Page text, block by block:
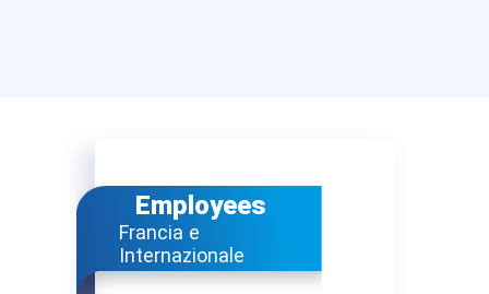
Employees
Francia e
Internazionale